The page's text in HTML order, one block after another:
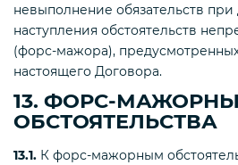
невыполнение обязательств при
наступления обстоятельств
(форс-мажора),
настоящего Договора.
13. ФОРС-
ОБСТОЯТЕЛЬСТВА
13.1. К форс-мажорным